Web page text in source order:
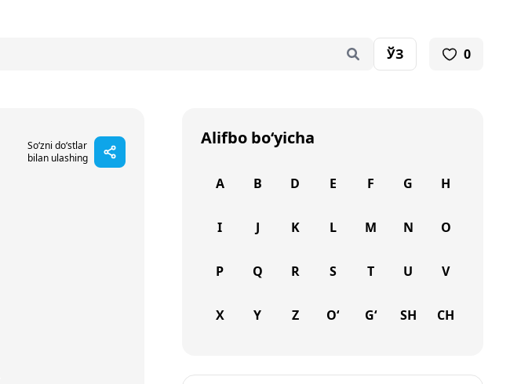
ЎЗ 0
So‘zni do‘stlar
bilan ulashing
Alifbo bo‘yicha
A B D E F G H
I J K L M N O
P Q R S T U V
X Y Z O‘ G‘ SH CH